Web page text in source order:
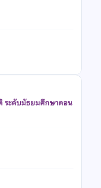
ระดับมัธยมศึกษาตอน